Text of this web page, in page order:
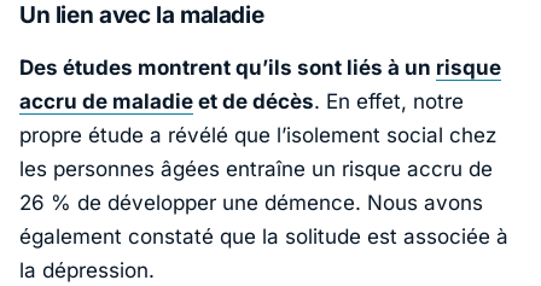
Un lien avec la maladie
Des études montrent qu’ils sont liés à un risque
accru de maladie et de décès. En effet, notre
propre étude a révélé que l’isolement social chez
les personnes âgées entraîne un risque accru de
26 % de développer une démence. Nous avons
également constaté que la solitude est associée à
la dépression.